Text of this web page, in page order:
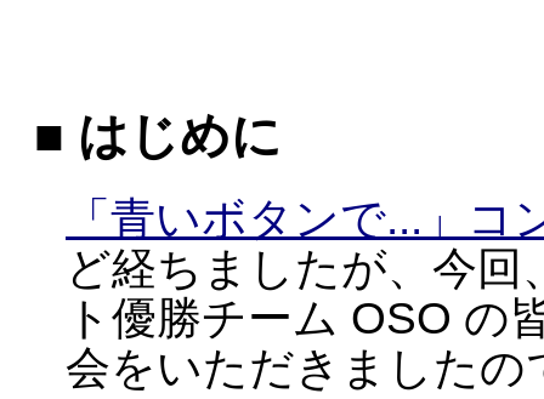
■ はじめに
「青いボタンで...」コ
ど経ちましたが、今
ト優勝チーム OSO の
会をいただきました